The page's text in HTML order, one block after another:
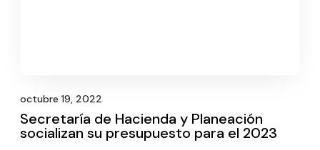
octubre 19, 2022
Secretaría de Hacienda y Planeación
socializan su presupuesto para el 2023